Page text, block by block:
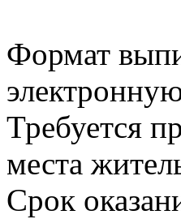
Формат
Требуется
места
Срок